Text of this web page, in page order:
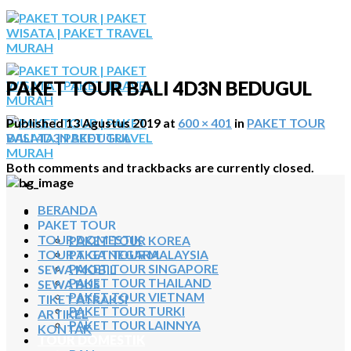
Skip
to
content
BERANDA
PAKET TOUR
PAKET TOUR KOREA
PAKET TOUR MALAYSIA
PAKET TOUR SINGAPORE
PAKET TOUR THAILAND
PAKET TOUR VIETNAM
PAKET TOUR TURKI
PAKET TOUR LAINNYA
TOUR DOMESTIK
PAKET TOUR BALI 4D3N BEDUGUL
Published13 Agustus 2019 at 600 × 401 in PAKET TOUR
BALI 4D3N BEDUGUL
Both comments and trackbacks are currently closed.
BERANDA
PAKET TOUR
TOUR DOMESTIK
TOUR TIGA NEGARA
SEWA MOBIL
SEWA BUS
TIKET ATRAKSI
ARTIKEL
KONTAK